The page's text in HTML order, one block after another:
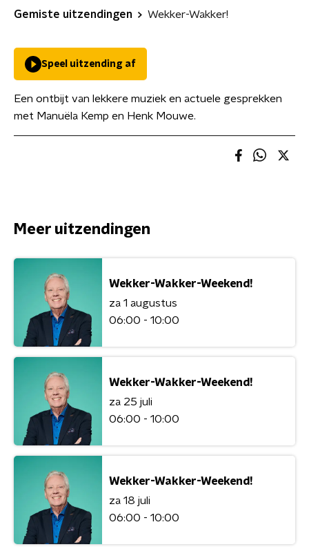
Gemiste uitzendingen Wekker-Wakker!
Speel uitzending af
Een ontbijt van lekkere muziek en actuele gesprekken
met Manuëla Kemp en Henk Mouwe.
Meer uitzendingen
Wekker-Wakker-Weekend!
za 1 augustus
06:00 - 10:00
Wekker-Wakker-Weekend!
za 25 juli
06:00 - 10:00
Wekker-Wakker-Weekend!
za 18 juli
06:00 - 10:00